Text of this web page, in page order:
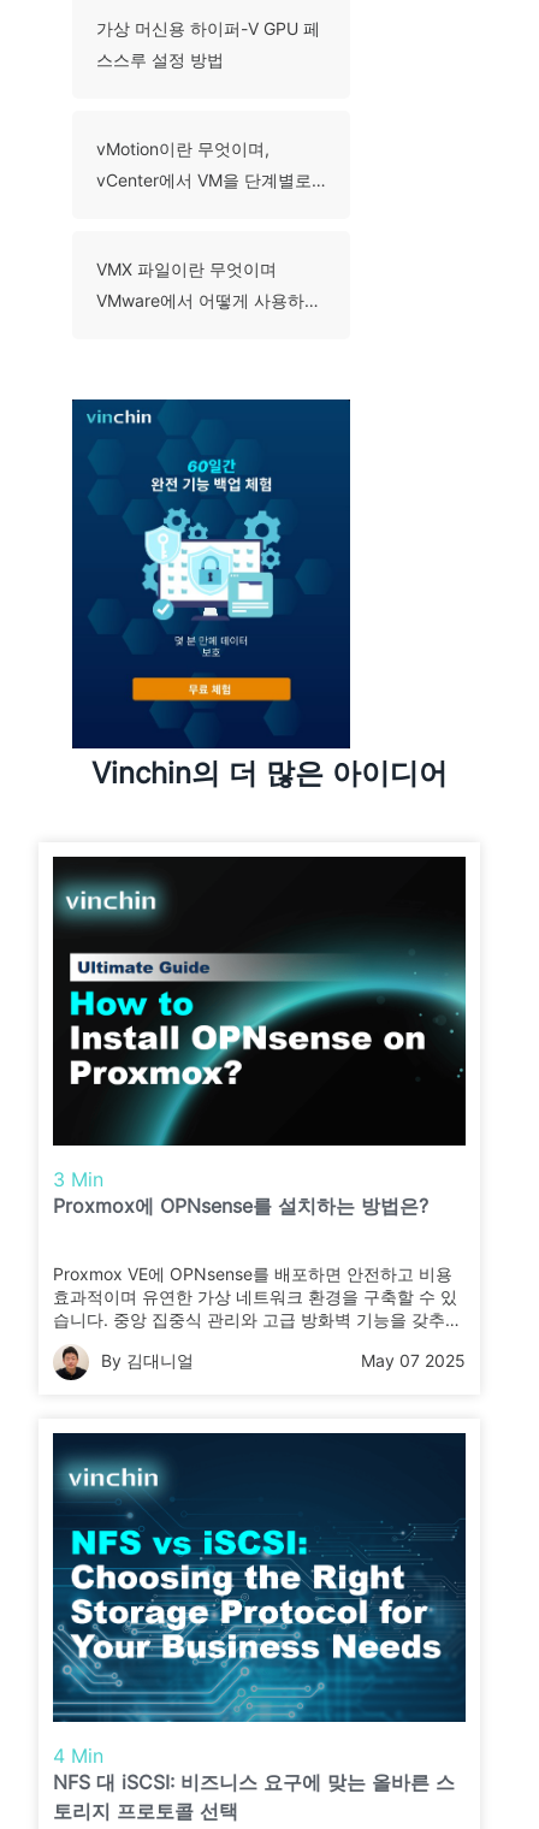
가상 머신용 하이퍼-V GPU 페
스스루 설정 방법
vMotion이란 무엇이며,
vCenter에서 VM을 단계별로
VMX 파일이란 무엇이며
VMware에서 어떻게 사용하나
Vinchin의 더 많은 아이디어
3 Min
Proxmox에 OPNsense를 설치하는 방법은?
Proxmox VE에 OPNsense를 배포하면 안전하고 비용
효과적이며 유연한 가상 네트워크 환경을 구축할 수 있
습니다. 중앙 집중식 관리와 고급 방화벽 기능을 갖추어
학습, 테스트 또는 운용 환경에 이상적입니다.
By 김대니얼
May 07 2025
4 Min
NFS 대 iSCSI: 비즈니스 요구에 맞는 올바른 스
토리지 프로토콜 선택